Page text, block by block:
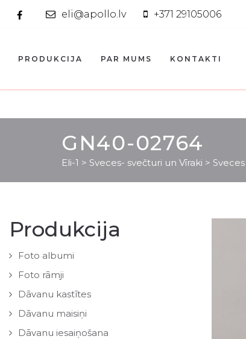
eli@apollo.lv +371 29105006
PRODUKCIJA PAR MUMS KONTAKTI
GN40-02764
Eli-1 > Sveces- svečturi un Vīraki >
Produkcija
Foto albumi
Foto rāmji
Dāvanu kastītes
Dāvanu maisiņi
Dāvanu iesaiņošana